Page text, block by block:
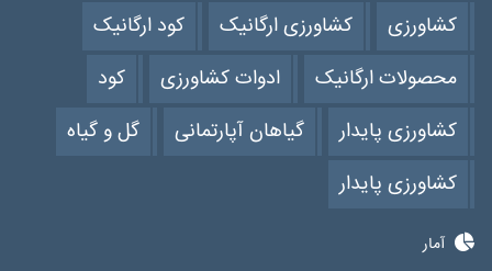
کشاورزی کشاورزی ارگانیک
کود ارگانیک
محصولات ارگانیک
ادوات کشاورزی
کود
کشاورزی پایدار
گیاهان آپارتمانی
گل و گیاه
کشاورزی پایدار
آمار